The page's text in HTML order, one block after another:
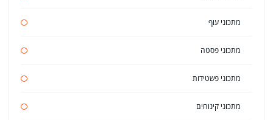
מתכוני עוף
מתכוני פסטה
מתכוני פשטידות
מתכוני קינוחים